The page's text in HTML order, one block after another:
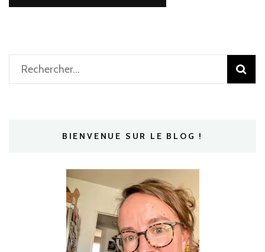
Rechercher :
BIENVENUE SUR LE BLOG !